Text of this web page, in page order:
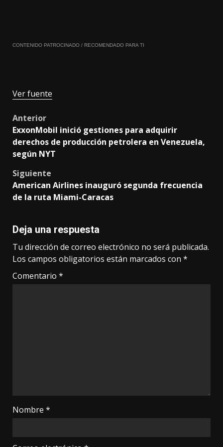
CONTENIDO PATROCINADO / RECOMENDADO PARA TI
Ver fuente
Post
navigation
Anterior
ExxonMobil inició gestiones para adquirir
derechos de producción petrolera en Venezuela,
según NYT
Siguiente
American Airlines inauguró segunda frecuencia
de la ruta Miami-Caracas
Deja una respuesta
Tu dirección de correo electrónico no será publicada.
Los campos obligatorios están marcados con *
Comentario *
Nombre *